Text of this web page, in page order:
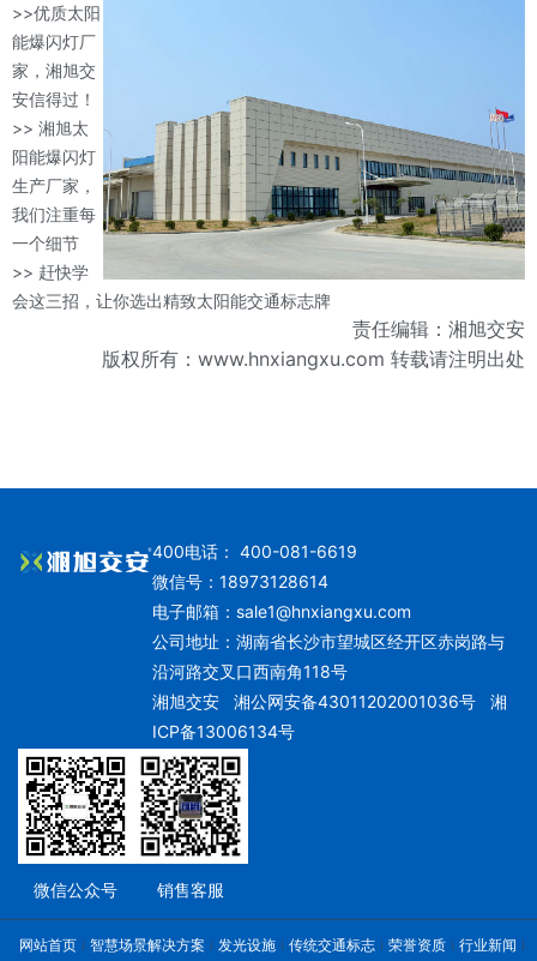
>>优质太阳
能爆闪灯厂
家，湘旭交
安信得过！
>> 湘旭太
阳能爆闪灯
生产厂家，
我们注重每
一个细节
>> 赶快学
会这三招，让你选出精致太阳能交通标志牌
责任编辑：湘旭交安
版权所有：www.hnxiangxu.com 转载请注明出处
400电话： 400-081-6619
微信号：18973128614
电子邮箱： sale1@hnxiangxu.com
公司地址：湖南省长沙市望城区经开区赤岗路与
沿河路交叉口西南角118号
湘旭交安湘公网安备43011202001036号
湘
ICP备13006134号
微信公众号 销售客服
网站首页 智慧场景解决方案 发光设施 传统交通标志 荣誉资质 行业新闻